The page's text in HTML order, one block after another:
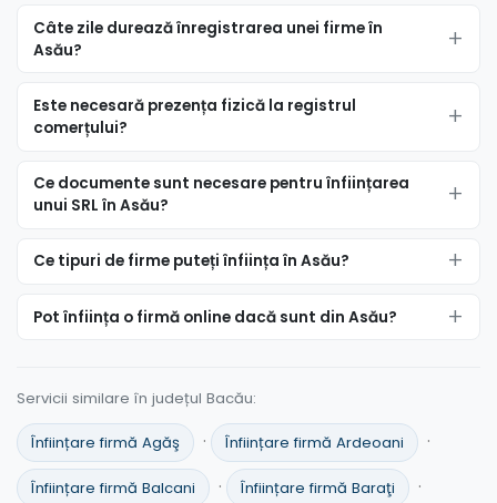
Câte zile durează înregistrarea unei firme în
Asău?
Este necesară prezența fizică la registrul
comerțului?
Ce documente sunt necesare pentru înființarea
unui SRL în Asău?
Ce tipuri de firme puteți înființa în Asău?
Pot înființa o firmă online dacă sunt din Asău?
Servicii similare în județul Bacău:
Înființare firmă Agăş · Înființare firmă Ardeoani ·
Înființare firmă Balcani · Înființare firmă Baraţi ·